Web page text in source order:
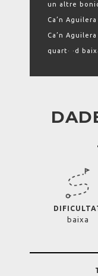
un altre
Ca’n
Ca’n Aguilera
quart· ·d
baixa